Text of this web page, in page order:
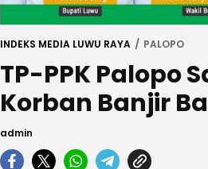
INDEKS MEDIA LUWU RAYA PALOPO
TP-PPK Palopo
Korban Banjir
admin